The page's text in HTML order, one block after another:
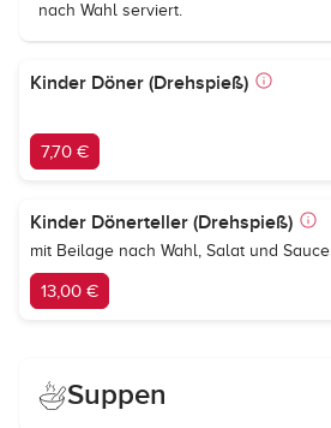
nach Wahl serviert.
Kinder Döner (Drehspieß)
7,70 €
Kinder Dönerteller (Drehspieß)
mit Beilage nach Wahl, Salat und Sauce
13,00 €
Suppen